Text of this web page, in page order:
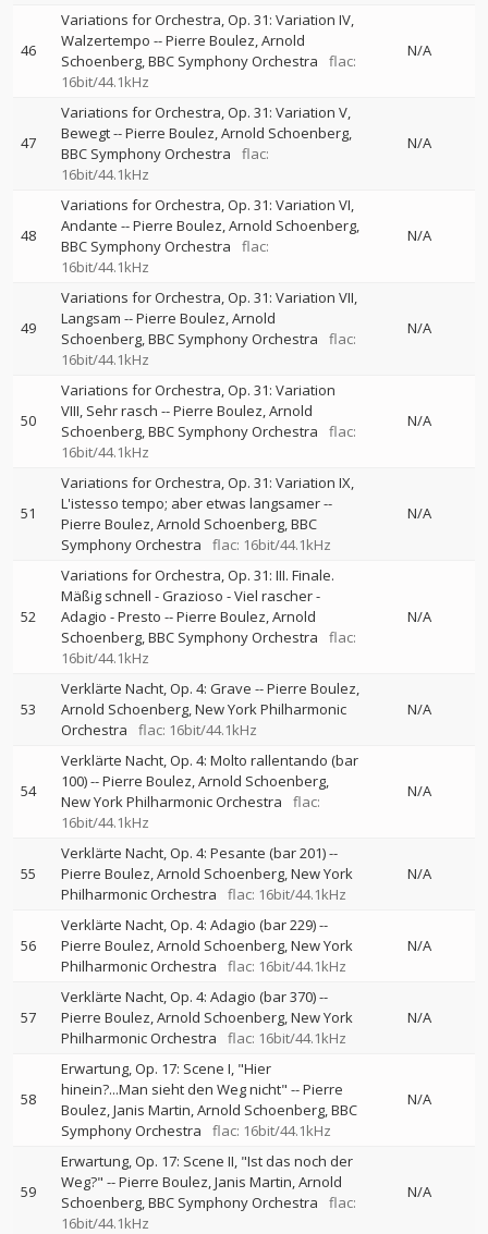
46
Variations for Orchestra, Op. 31: Variation IV,
Walzertempo --Pierre Boulez Arnold
Schoenberg BBC Symphony Orchestra
flac:
16bit/44.1kHz
N/A
47
Variations for Orchestra, Op. 31: Variation V,
Bewegt--Pierre Boulez Arnold Schoenberg
BBC Symphony Orchestra
flac:
16bit/44.1kHz
N/A
48
Variations for Orchestra, Op. 31: Variation VI,
Andante --Pierre Boulez Arnold Schoenberg
BBC Symphony Orchestra
flac:
16bit/44.1kHz
N/A
49
Variations for Orchestra, Op. 31: Variation VII,
Langsam --Pierre Boulez Arnold
Schoenberg BBC Symphony Orchestra
flac:
16bit/44.1kHz
N/A
50
Variations for Orchestra, Op. 31: Variation
VIII, Sehr rasch --Pierre Boulez Arnold
Schoenberg BBC Symphony Orchestra
flac:
16bit/44.1kHz
N/A
51
Variations for Orchestra, Op. 31: Variation IX,
L'istesso tempo; aber etwas langsamer--
Pierre Boulez Arnold Schoenberg BBC
Symphony Orchestra
flac: 16bit/44.1kHz
N/A
52
Variations for Orchestra, Op. 31: III. Finale.
Mäßig schnell - Grazioso - Viel rascher -
Adagio - Presto --Pierre Boulez Arnold
Schoenberg BBC Symphony Orchestra
flac:
16bit/44.1kHz
N/A
53
Verklärte Nacht, Op. 4: Grave --Pierre Boulez
Arnold Schoenberg New York Philharmonic
Orchestra
flac: 16bit/44.1kHz
N/A
54
Verklärte Nacht, Op. 4: Molto rallentando (bar
100)--Pierre Boulez Arnold Schoenberg
New York Philharmonic Orchestra
flac:
16bit/44.1kHz
N/A
55
Verklärte Nacht, Op. 4: Pesante (bar 201)--
Pierre Boulez Arnold Schoenberg New York
Philharmonic Orchestra
flac: 16bit/44.1kHz
N/A
56
Verklärte Nacht, Op. 4: Adagio (bar 229)--
Pierre Boulez Arnold Schoenberg New York
Philharmonic Orchestra
flac: 16bit/44.1kHz
N/A
57
Verklärte Nacht, Op. 4: Adagio (bar 370)--
Pierre Boulez Arnold Schoenberg New York
Philharmonic Orchestra
flac: 16bit/44.1kHz
N/A
58
Erwartung, Op. 17: Scene I, "Hier
hinein?...Man sieht den Weg nicht" --Pierre
Boulez Janis Martin Arnold Schoenberg BBC
Symphony Orchestra
flac: 16bit/44.1kHz
N/A
59
Erwartung, Op. 17: Scene II, "Ist das noch der
Weg?" --Pierre Boulez Janis Martin Arnold
Schoenberg BBC Symphony Orchestra
flac:
16bit/44.1kHz
N/A